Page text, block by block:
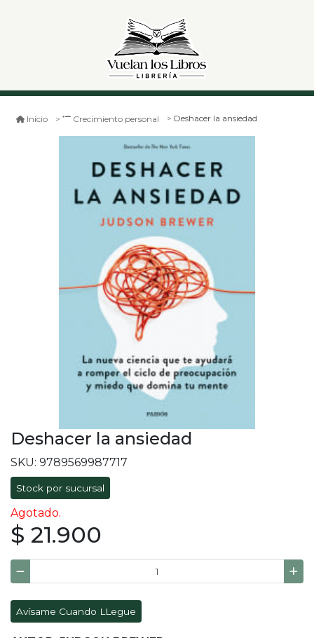
Inicio Crecimiento personal Deshacer la ansiedad
Deshacer la ansiedad
SKU: 9789569987717
Stock por sucursal
Agotado.
$ 21.900
Avísame Cuando LLegue